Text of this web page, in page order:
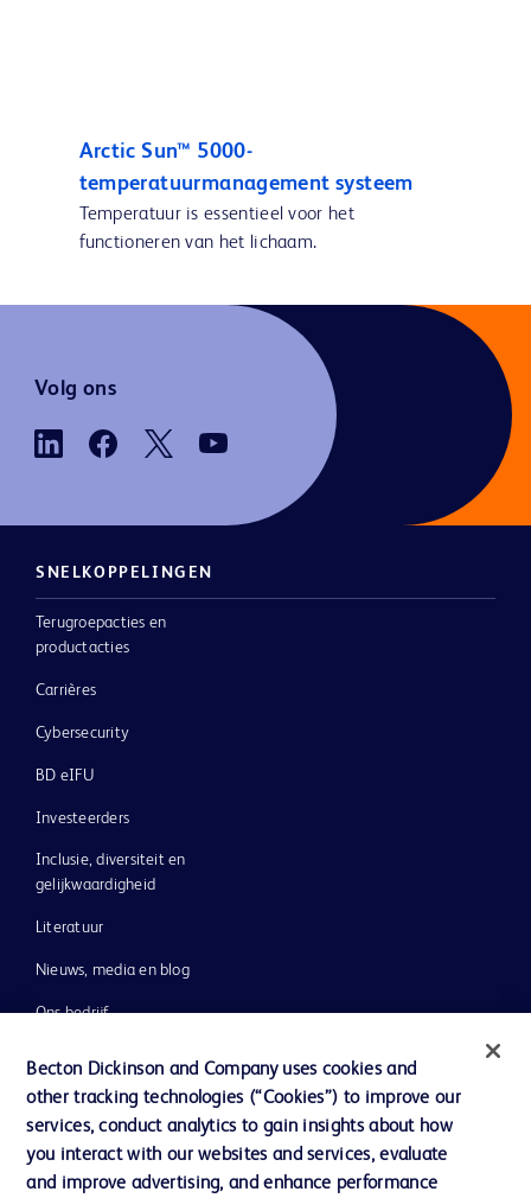
Arctic Sun™ 5000-
temperatuurmanagement systeem
Temperatuur is essentieel voor het
functioneren van het lichaam.
Volg ons
SNELKOPPELINGEN
Terugroepacties en
productacties
Carrières
Cybersecurity
BD eIFU
Investeerders
Inclusie, diversiteit en
gelijkwaardigheid
Literatuur
Nieuws, media en blog
Ons bedrijf
Ondersteuning
Contact met ons opnemen
Becton Dickinson and Company uses cookies and
other tracking technologies (“Cookies”) to improve our
services, conduct analytics to gain insights about how
you interact with our websites and services, evaluate
and improve advertising, and enhance performance